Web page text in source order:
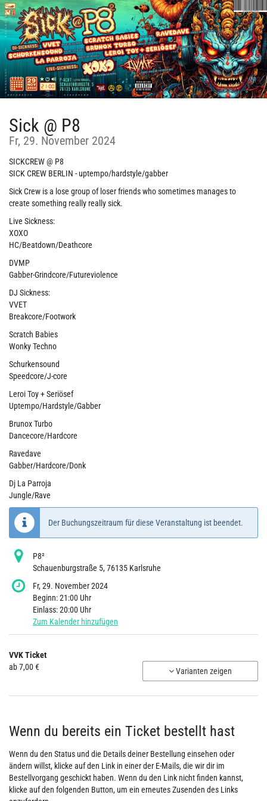
Zum
Haupt-
Inhalt
springen
Sick @ P8
Fr, 29. November 2024
SICKCREW @ P8
SICK CREW BERLIN - uptempo/hardstyle/gabber
Sick Crew is a lose group of loser friends who sometimes manages to
create something really really sick.
Live Sickness:
XOXO
HC/Beatdown/Deathcore
DVMP
Gabber-Grindcore/Futureviolence
DJ Sickness:
VVET
Breakcore/Footwork
Scratch Babies
Wonky Techno
Schurkensound
Speedcore/J-core
Leroi Toy + Seriösef
Uptempo/Hardstyle/Gabber
Brunox Turbo
Dancecore/Hardcore
Ravedave
Gabber/Hardcore/Donk
Dj La Parroja
Jungle/Rave
Der Buchungszeitraum für diese Veranstaltung ist beendet.
P8²
Schauenburgstraße 5, 76135 Karlsruhe
Fr, 29. November 2024
Beginn:21:00Uhr
Einlass:20:00Uhr
Zum Kalender hinzufügen
Unkategorisierte
VVK Ticket
ab 7,00 €
Varianten zeigen
Wenn du bereits ein Ticket bestellt hast
Wenn du den Status und die Details deiner Bestellung einsehen oder
ändern willst, klicke auf den Link in einer der E-Mails, die wir dir im
Bestellvorgang geschickt haben. Wenn du den Link nicht finden kannst,
klicke auf den folgenden Button, um ein erneutes Zusenden des Links